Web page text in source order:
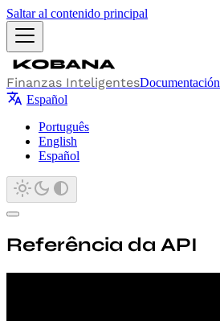
Saltar al contenido principal
Finanzas InteligentesDocumentación
Español
Português
English
Español
Referência da API